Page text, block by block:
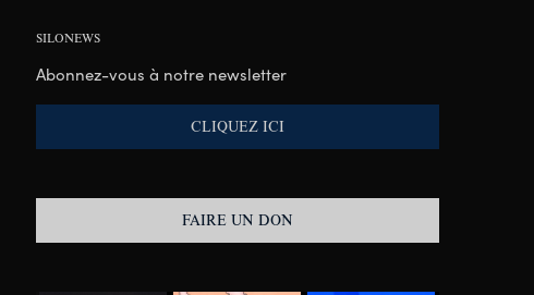
SILONEWS
Abonnez-vous à notre newsletter
CLIQUEZ ICI
FAIRE UN DON